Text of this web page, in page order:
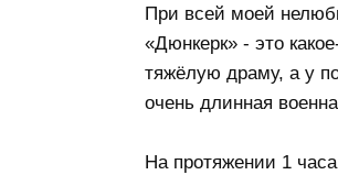
При всей моей
«Дюнкерк» - это
тяжёлую драму, а у
очень длинная
На протяжении 1